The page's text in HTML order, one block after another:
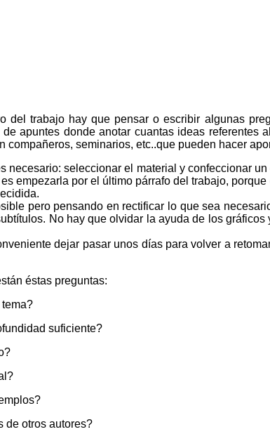
del trabajo hay que pensar o escribir algunas
apuntes donde anotar cuantas ideas
compañeros, seminarios, etc..que pueden hacer
necesario: seleccionar el material y confeccionar
empezarla por el último párrafo del trabajo,
pero pensando en rectificar lo que sea
No hay que olvidar la ayuda de los
dejar pasar unos días para volver a
éstas preguntas:
suficiente?
de otros autores?